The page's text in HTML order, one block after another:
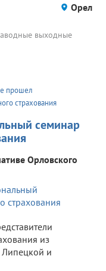
Орел
выходные
прошел
страхования
семинар
Орловского
из
Липецкой и